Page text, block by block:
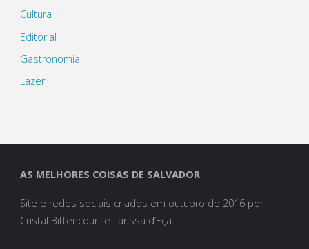
Salvador"
Cultura
Editorial
Gastronomia
Lazer
AS MELHORES COISAS DE SALVADOR
Site e redes sociais criados em outubro de 2016 por
Cristal Bittencourt e Larissa d’Eça.